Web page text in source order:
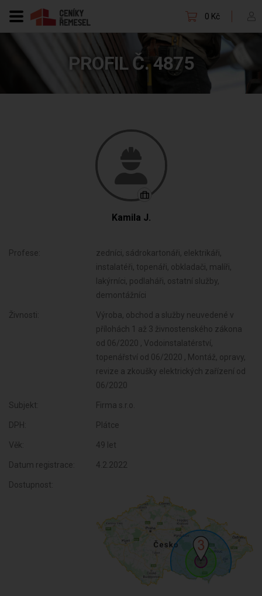
0 Kč
PROFIL Č. 4875
Kamila J.
Profese:
zedníci, sádrokartonáři, elektrikáři,
instalatéři, topenáři, obkladači, malíři,
lakýrníci, podlaháři, ostatní služby,
demontážníci
Živnosti:
Výroba, obchod a služby neuvedené v
přílohách 1 až 3 živnostenského zákona
od 06/2020 , Vodoinstalatérství,
topenářství od 06/2020 , Montáž, opravy,
revize a zkoušky elektrických zařízení od
06/2020
Subjekt: Firma s.r.o.
DPH: Plátce
Věk: 49 let
Datum registrace: 4.2.2022
Dostupnost: